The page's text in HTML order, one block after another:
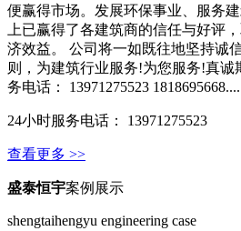
便赢得市场。发展环保事业、服务
上已赢得了各建筑商的信任与好评
济效益。 公司将一如既往地坚持诚
则，为建筑行业服务!为您服务!真诚
务电话： 13971275523
24小时服务电话： 13971275523
查看更多 >>
盛泰恒宇案例展示
shengtaihengyu engineering case